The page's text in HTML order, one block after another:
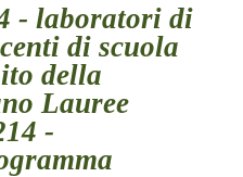
- laboratori di
di scuola
della
Lauree
-